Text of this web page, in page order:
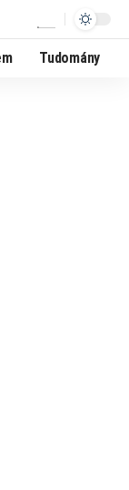
Tudomány